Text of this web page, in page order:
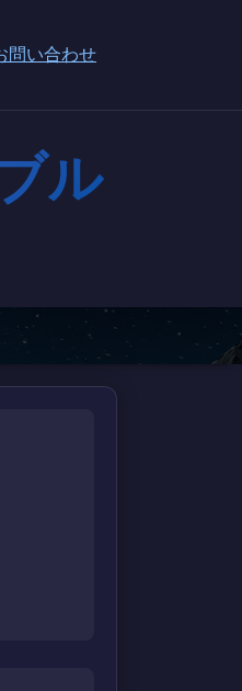
問い合わせ
ル